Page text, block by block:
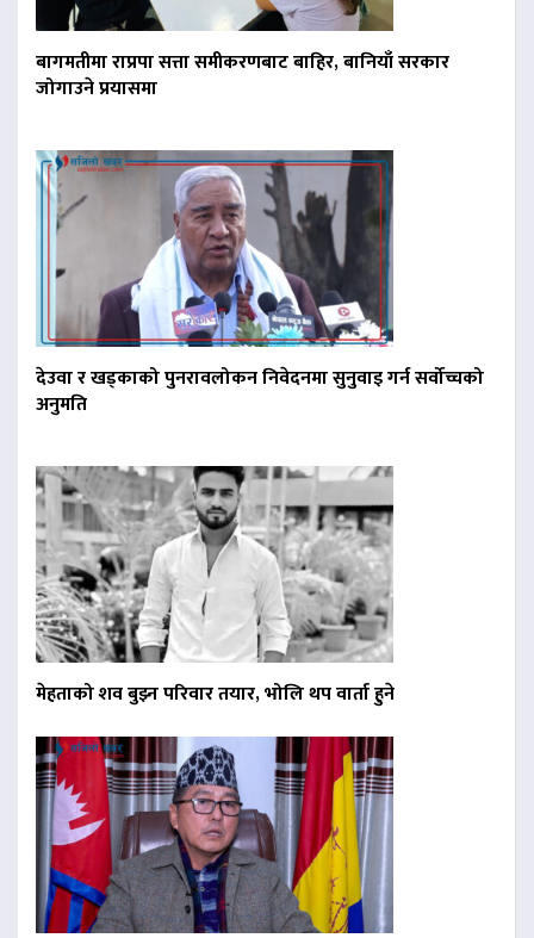
बागमतीमा राप्रपा सत्ता समीकरणबाट बाहिर, बानियाँ सरकार
जोगाउने प्रयासमा
देउवा र खड्काको पुनरावलोकन निवेदनमा सुनुवाइ गर्न सर्वोच्चको
अनुमति
मेहताको शव बुझ्न परिवार तयार, भोलि थप वार्ता हुने